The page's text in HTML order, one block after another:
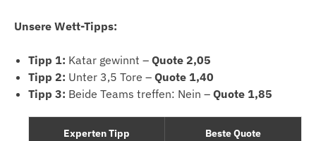
Unsere Wett-Tipps:
Tipp 1: Katar gewinnt – Quote 2,05
Tipp 2: Unter 3,5 Tore – Quote 1,40
Tipp 3: Beide Teams treffen: Nein – Quote 1,85
Experten Tipp Beste Quote